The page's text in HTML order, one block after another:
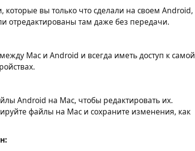
вы только что сделали на своем Android,
отредактированы там даже без передачи.
Mac и Android и всегда иметь доступ к самой
Android на Mac, чтобы редактировать их.
файлы на Mac и сохраните изменения, как